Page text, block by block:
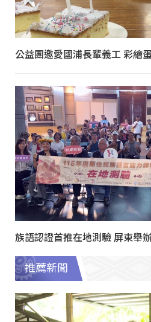
公益團邀愛國浦長輩義工 彩繪
族語認證首推在地測驗 屏東舉
推薦新聞